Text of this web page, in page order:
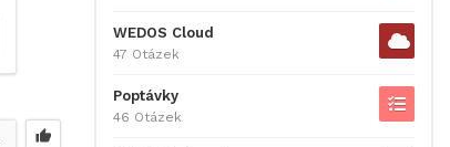
WEDOS Cloud
47 Otázek
Poptávky
46 Otázek